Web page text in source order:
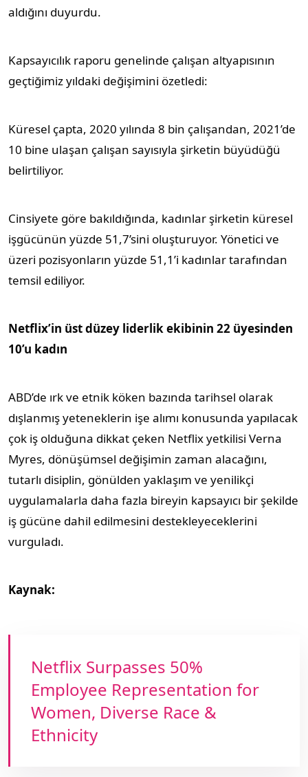
aldığını duyurdu.
Kapsayıcılık raporu genelinde çalışan altyapısının
geçtiğimiz yıldaki değişimini özetledi:
Küresel çapta, 2020 yılında 8 bin çalışandan, 2021’de
10 bine ulaşan çalışan sayısıyla şirketin büyüdüğü
belirtiliyor.
Cinsiyete göre bakıldığında, kadınlar şirketin küresel
işgücünün yüzde 51,7’sini oluşturuyor. Yönetici ve
üzeri pozisyonların yüzde 51,1’i kadınlar tarafından
temsil ediliyor.
Netflix’in üst düzey liderlik ekibinin 22 üyesinden
10’u kadın
ABD’de ırk ve etnik köken bazında tarihsel olarak
dışlanmış yeteneklerin işe alımı konusunda yapılacak
çok iş olduğuna dikkat çeken Netflix yetkilisi Verna
Myres, dönüşümsel değişimin zaman alacağını,
tutarlı disiplin, gönülden yaklaşım ve yenilikçi
uygulamalarla daha fazla bireyin kapsayıcı bir şekilde
iş gücüne dahil edilmesini destekleyeceklerini
vurguladı.
Kaynak:
Netflix Surpasses 50%
Employee Representation for
Women, Diverse Race &
Ethnicity